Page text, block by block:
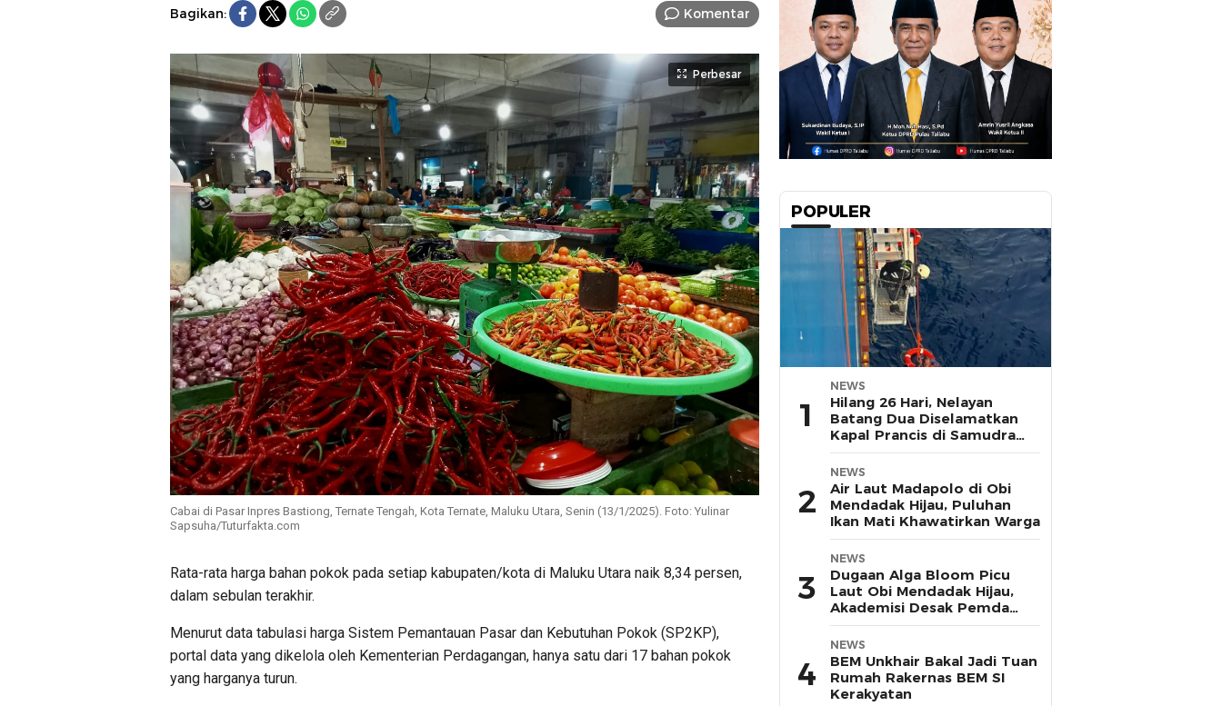
Bagikan: Komentar
Perbesar
Cabai di Pasar Inpres Bastiong, Ternate Tengah, Kota Ternate, Maluku Utara, Senin (13/1/2025). Foto: Yulinar
Sapsuha/Tuturfakta.com
Rata-rata harga bahan pokok pada setiap kabupaten/kota di Maluku Utara naik 8,34 persen,
dalam sebulan terakhir.
Menurut data tabulasi harga Sistem Pemantauan Pasar dan Kebutuhan Pokok (SP2KP),
portal data yang dikelola oleh Kementerian Perdagangan, hanya satu dari 17 bahan pokok
yang harganya turun.
POPULER
1
NEWS
Hilang 26 Hari, Nelayan
Batang Dua Diselamatkan
Kapal Prancis di Samudra
Pasifik
2
NEWS
Air Laut Madapolo di Obi
Mendadak Hijau, Puluhan
Ikan Mati Khawatirkan Warga
3
NEWS
Dugaan Alga Bloom Picu
Laut Obi Mendadak Hijau,
Akademisi Desak Pemda
Halsel Uji Sampel
4
NEWS
BEM Unkhair Bakal Jadi Tuan
Rumah Rakernas BEM SI
Kerakyatan